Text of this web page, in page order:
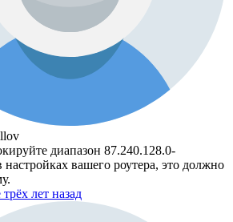
диапазон 87.240.128.0-
настройках вашего роутера, это должно
трёх лет назад